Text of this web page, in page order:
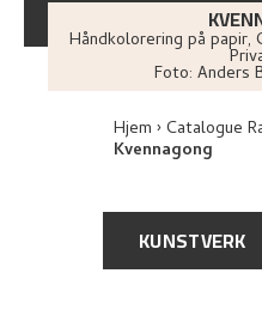
Håndkolorering på papir,
Foto: Anders
Hjem Catalogue
Kvennagong
KUNSTVERK